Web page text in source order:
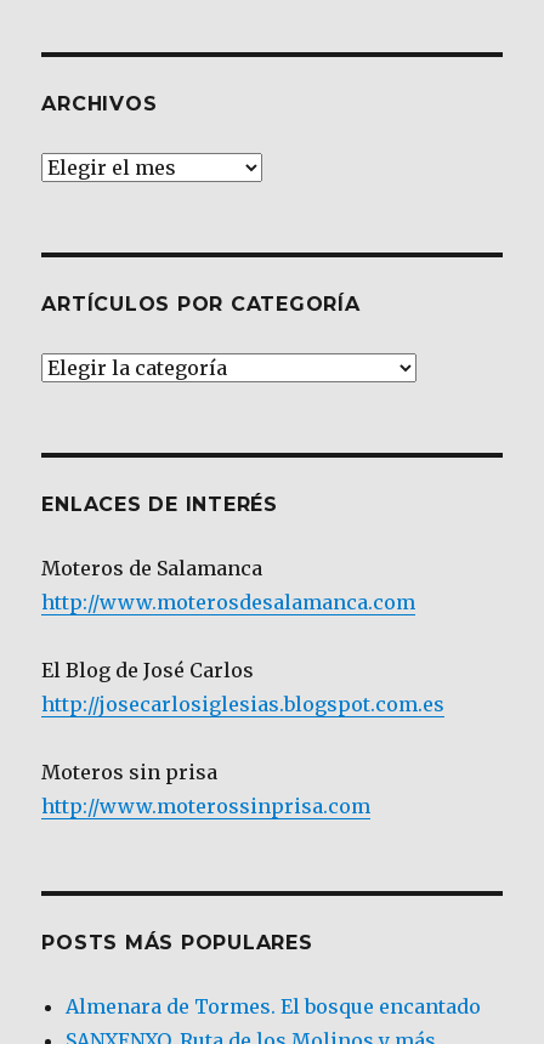
ARCHIVOS
Archivos
ARTÍCULOS POR CATEGORÍA
Artículos
ENLACES DE INTERÉS
Moteros de Salamanca
http://www.moterosdesalamanca.com
El Blog de José Carlos
http://josecarlosiglesias.blogspot.com.es
Moteros sin prisa
http://www.moterossinprisa.com
POSTS MÁS POPULARES
Almenara de Tormes. El bosque encantado